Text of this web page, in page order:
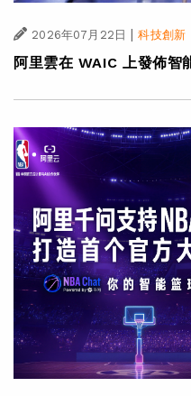
2026年07月22日 | 科技創新
阿里雲在 WAIC 上發佈智